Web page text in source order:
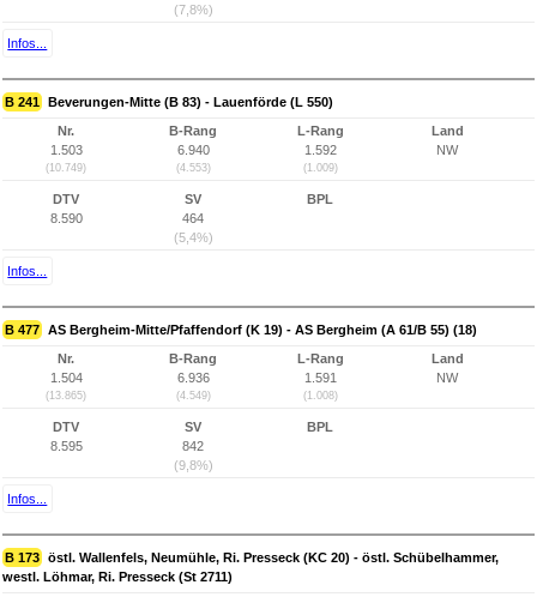
(7,8%)
Infos...
B 241 Beverungen-Mitte (B 83) - Lauenförde (L 550)
Nr.
1.503
(10.749)
B-Rang
6.940
(4.553)
L-Rang
1.592
(1.009)
Land
NW
DTV
8.590
SV
464
(5,4%)
BPL
Infos...
B 477 AS Bergheim-Mitte/Pfaffendorf (K 19) - AS Bergheim (A 61/B 55) (18)
Nr.
1.504
(13.865)
B-Rang
6.936
(4.549)
L-Rang
1.591
(1.008)
Land
NW
DTV
8.595
SV
842
(9,8%)
BPL
Infos...
B 173 östl. Wallenfels, Neumühle, Ri. Presseck (KC 20) - östl. Schübelhammer,
westl. Löhmar, Ri. Presseck (St 2711)